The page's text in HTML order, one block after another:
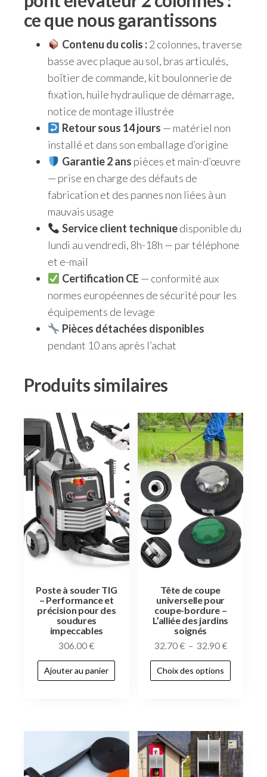
ce que nous garantissons
Contenu du colis :2 colonnes, traverse
basse avec plaque au sol, bras articulés,
boîtier de commande, kit boulonnerie de
fixation, huile hydraulique de démarrage,
notice de montage illustrée
Retour sous 14 jours — matériel non
installé et dans son emballage d’origine
Garantie 2 ans pièces et main-d’œuvre
— prise en charge des défauts de
fabrication et des pannes non liées à un
mauvais usage
Service client techniquedisponible du
lundi au vendredi, 8h-18h — par téléphone
et e-mail
Certification CE — conformité aux
normes européennes de sécurité pour les
équipements de levage
Pièces détachées disponibles
pendant 10 ans après l’achat
Produits similaires
Poste à souder TIG
– Performance et
précision pour des
soudures
impeccables
306.00€
Ajouter au panier
Tête de coupe
universelle pour
coupe-bordure –
L’alliée des jardins
soignés
32.70€ – 32.90€
Choix des options